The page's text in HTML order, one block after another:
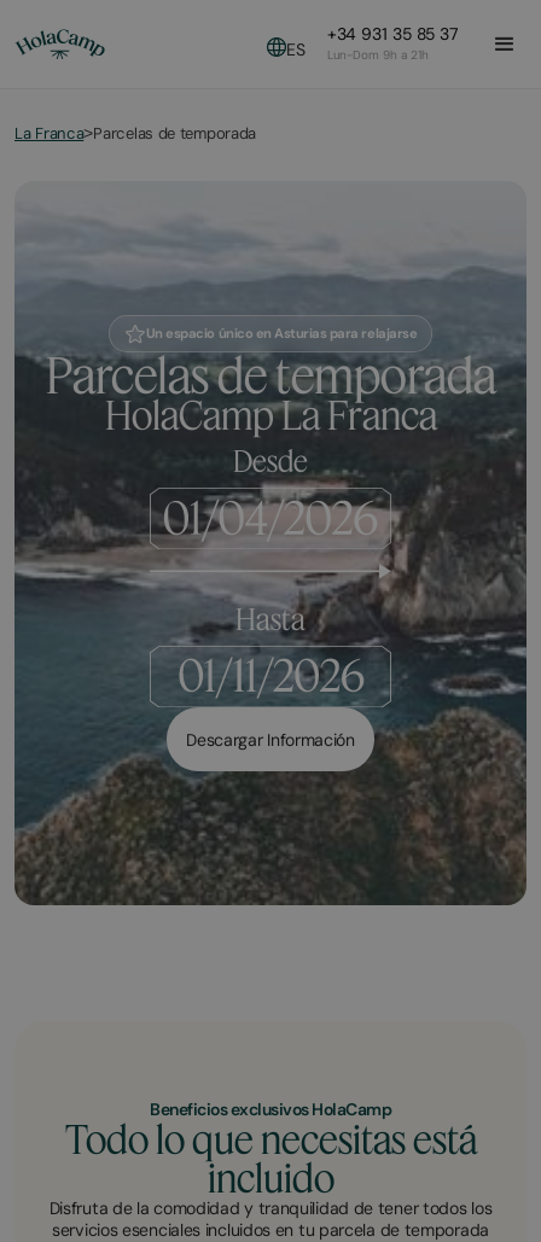
ES
+34 931 35 85 37
Lun-Dom 9h a 21h
La Franca>Parcelas de temporada
Un espacio único en Asturias para relajarse
Parcelas de temporada
HolaCamp La Franca
Desde
Hasta
Descargar Información
Beneficios exclusivos HolaCamp
Todo lo que necesitas está
incluido
Disfruta de la comodidad y tranquilidad de tener todos los
servicios esenciales incluidos en tu parcela de temporada